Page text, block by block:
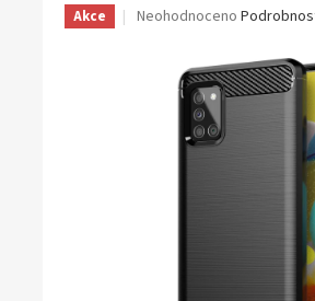
Akce
Průměrné
Neohodnoceno